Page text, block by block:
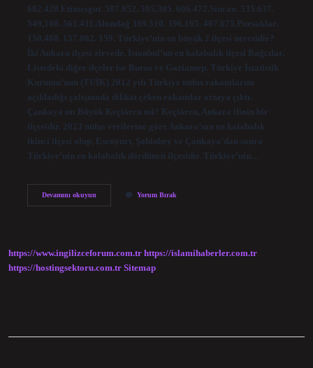
682.420.Etimesgut. 587.052. 595.305. 606.472.Sincan. 535.637.
549,108. 561.411.Altındağ 389.510. 396.165. 407.675.Pursaklar.
150.488. 157.082. 159. Türkiye’nin en büyük 2 ilçesi neresidir?
İki Ankara ilçesi zirvede. İstanbul’un en kalabalık ilçesi Bağcılar.
Listedeki diğer ilçeler ise Bursa ve Gaziantep. Türkiye İstatistik
Kurumu’nun (TUİK) 2012 yılı Türkiye nüfus rakamlarını
açıkladığı çalışmada dikkat çeken rakamlar ortaya çıktı.
Çankaya mı Büyük Keçiören mi? Keçiören, Ankara ilinin bir
ilçesidir. 2023 nüfus verilerine göre Ankara’nın en kalabalık
ikinci ilçesi olup, Esenyurt, Şahinbey ve Çankaya’dan sonra
Türkiye’nin en kalabalık dördüncü ilçesidir. Türkiye’nin…
Devamını okuyunAnkaranın
Yorum Bırak
https://www.ingilizceforum.com.tr https://islamihaberler.com.tr
https://hostingsektoru.com.tr Sitemap